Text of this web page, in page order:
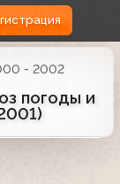
- 2002
погоды и